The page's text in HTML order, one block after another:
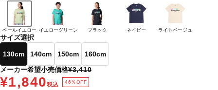
ペールイエロー イエローグリーン ブラック ネイビー ライトベージュ
サイズ選択
130cm 140cm 150cm
160cm
メーカー希望小売価格¥3,410
¥1,840税込 46％OFF